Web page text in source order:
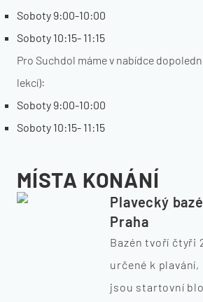
Soboty 9:00-10:00
Soboty 10:15- 11:15
Pro Suchdol máme v nabídce
lekcí):
Soboty 9:00-10:00
Soboty 10:15- 11:15
MÍSTA KONÁNÍ
Plavecký
Praha
Bazén tvoří čtyři
určené k
jsou startovní